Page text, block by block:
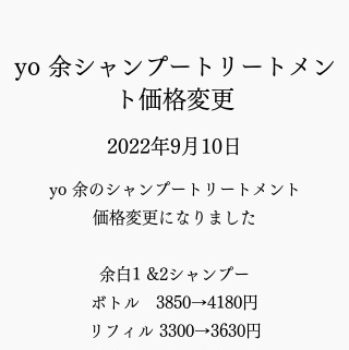
yo 余シャンプートリートメン
ト価格変更
2022年9月10日
yo ​余のシャンプートリートメント
価格変更になりました
余白1 &2シャンプー
ボトル 3850→4180円
リフィル 3300→3630円